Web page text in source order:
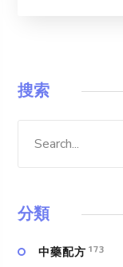
搜索
分類
中藥配方 173